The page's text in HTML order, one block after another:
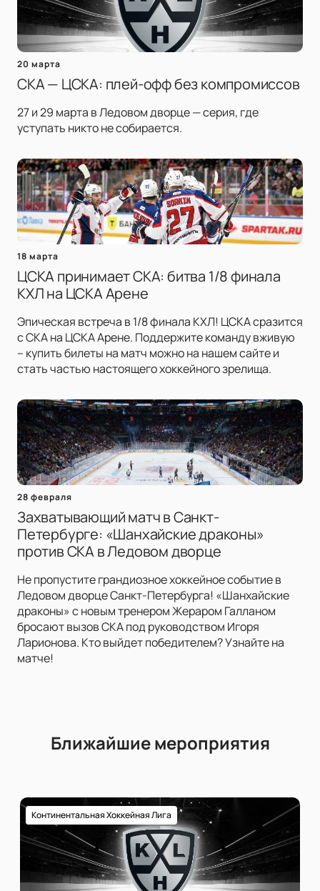
20 марта
СКА — ЦСКА: плей-офф без компромиссов
27 и 29 марта в Ледовом дворце — серия, где
уступать никто не собирается.
18 марта
ЦСКА принимает СКА: битва 1/8 финала
КХЛ на ЦСКА Арене
Эпическая встреча в 1/8 финала КХЛ! ЦСКА сразится
с СКА на ЦСКА Арене. Поддержите команду вживую
– купить билеты на матч можно на нашем сайте и
стать частью настоящего хоккейного зрелища.
28 февраля
Захватывающий матч в Санкт-
Петербурге: «Шанхайские драконы»
против СКА в Ледовом дворце
Не пропустите грандиозное хоккейное событие в
Ледовом дворце Санкт-Петербурга! «Шанхайские
драконы» с новым тренером Жераром Галланом
бросают вызов СКА под руководством Игоря
Ларионова. Кто выйдет победителем? Узнайте на
матче!
Ближайшие мероприятия
Континентальная Хоккейная Лига